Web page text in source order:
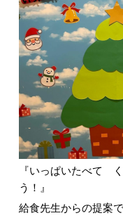
『いっぱいたべて
う！』
給食先生からの提案